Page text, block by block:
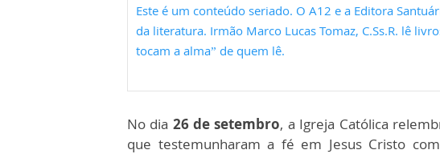
Este é um conteúdo seriado. O A12 e a Editora
da literatura. Irmão Marco Lucas Tomaz, C.Ss.R. lê
tocam a alma” de quem lê.
No dia 26 de setembro, a Igreja Católica
que testemunharam a fé em Jesus Cristo